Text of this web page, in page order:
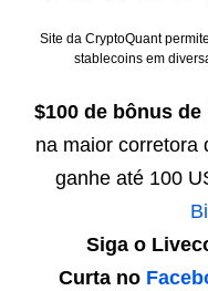
Site da CryptoQuant
stablecoins em
$100 de bônus
na maior corretora
ganhe até 100
Siga o
Curta no